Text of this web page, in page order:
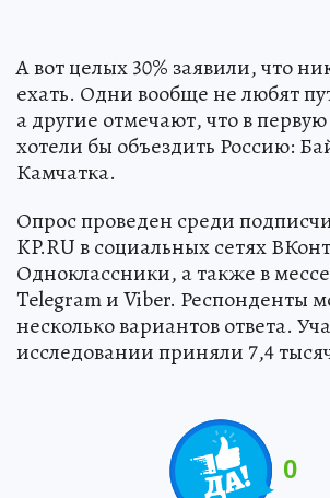
А вот целых 30% заявили, что
ехать. Одни вообще не любят
а другие отмечают, что в
хотели бы объездить Россию:
Камчатка.
Опрос проведен среди
KP.RU в социальных сетях
Одноклассники, а также в
Telegram и Viber. Респонденты
несколько вариантов ответа.
исследовании приняли 7,4
0